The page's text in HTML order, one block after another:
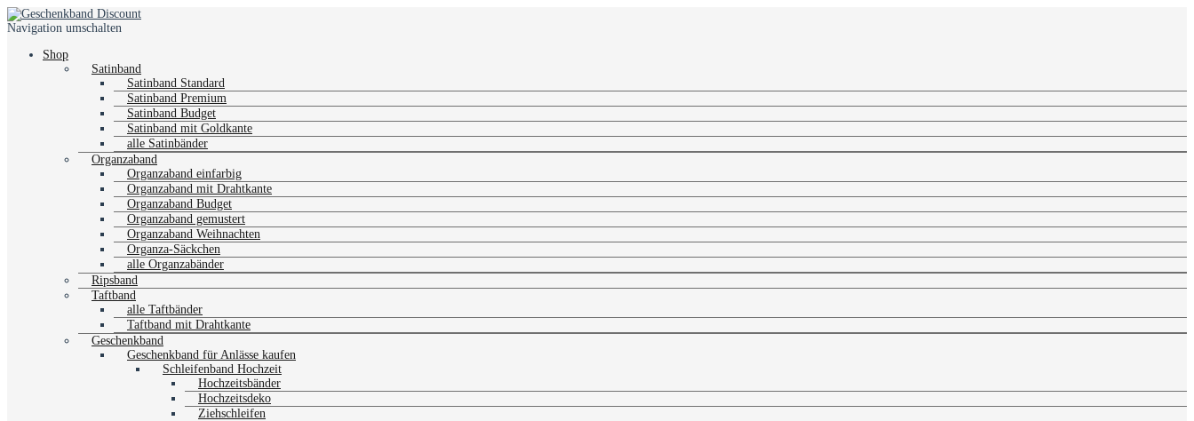
Navigation umschalten
Shop
Satinband
Satinband Standard
Satinband Premium
Satinband Budget
Satinband mit Goldkante
alle Satinbänder
Organzaband
Organzaband einfarbig
Organzaband mit Drahtkante
Organzaband Budget
Organzaband gemustert
Organzaband Weihnachten
Organza-Säckchen
alle Organzabänder
Ripsband
Taftband
alle Taftbänder
Taftband mit Drahtkante
Geschenkband
Geschenkband für Anlässe kaufen
Schleifenband Hochzeit
Hochzeitsbänder
Hochzeitsdeko
Ziehschleifen